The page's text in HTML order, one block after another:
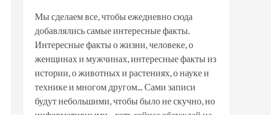
Мы сделаем все, чтобы ежедневно сюда
добавлялись самые интересные факты.
Интересные факты о жизни, человеке, о
женщинах и мужчинах, интересные факты из
истории, о животных и растениях, о науке и
технике и многом другом... Сами записи
будут небольшими, чтобы было не скучно, но